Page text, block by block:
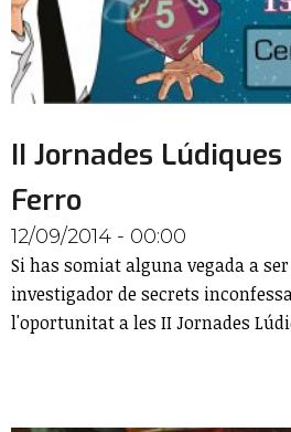
II Jornades
Ferro
12/09/2014 - 00:00
Si has somiat alguna vegada a
investigador de secrets
l'oportunitat a les II Jornades